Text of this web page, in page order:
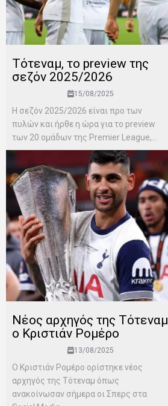
Τότεναμ, το preview της
σεζόν 2025/2026
15/08/2025
H σεζόν 2025/2026 είναι προ των
πυλών και ήρθε η ώρα για το preview
των 20 ομάδων της Premier League,...
Νέος αρχηγός της Τότεναμ
ο Κριστιάν Ρομέρο
13/08/2025
Ο Κριστιάν Ρομέρο ορίστηκε νέος
αρχηγός της Τότεναμ όπως
ανακοίνωσαν σήμερα οι Σπερς στα